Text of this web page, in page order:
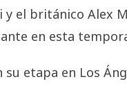
y el británico Alex
en esta
etapa en Los